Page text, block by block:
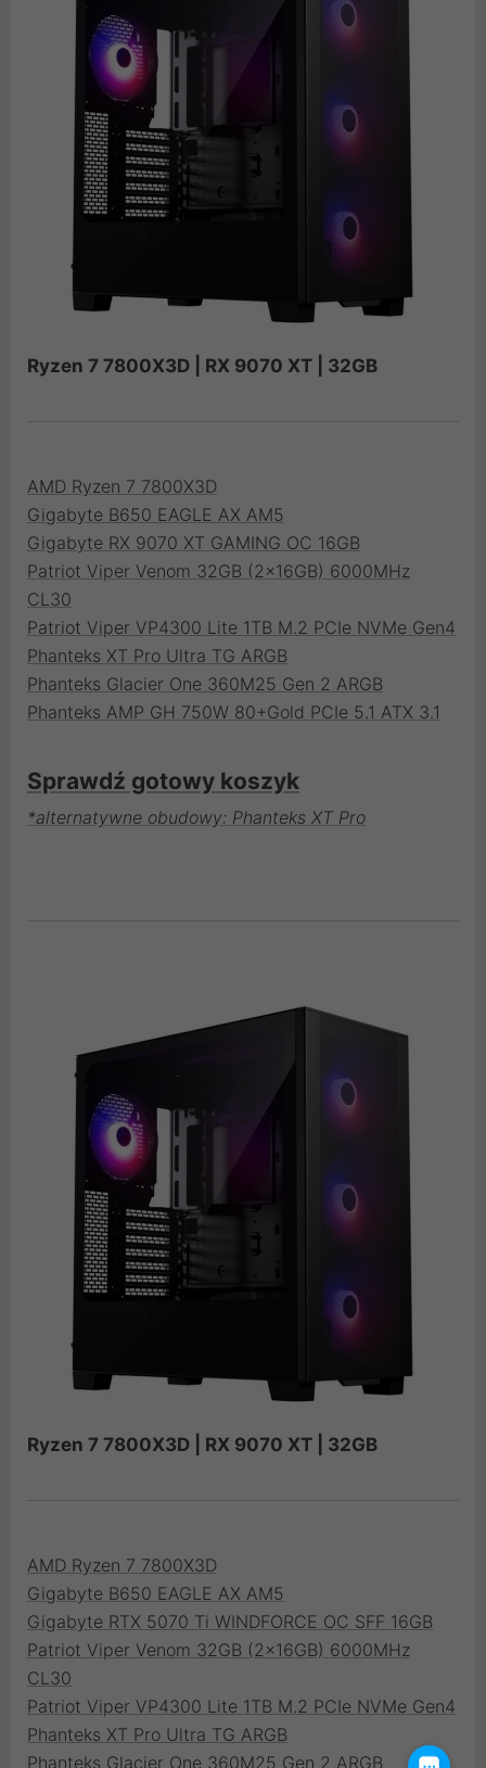
Ryzen 7 7800X3D | RX 9070 XT | 32GB
AMD Ryzen 7 7800X3D
Gigabyte B650 EAGLE AX AM5
Gigabyte RX 9070 XT GAMING OC 16GB
Patriot Viper Venom 32GB (2x16GB) 6000MHz
CL30
Patriot Viper VP4300 Lite 1TB M.2 PCIe NVMe Gen4
Phanteks XT Pro Ultra TG ARGB
Phanteks Glacier One 360M25 Gen 2 ARGB
Phanteks AMP GH 750W 80+Gold PCIe 5.1 ATX 3.1
Sprawdź gotowy koszyk
*alternatywne obudowy: Phanteks XT Pro
Ryzen 7 7800X3D | RX 9070 XT | 32GB
AMD Ryzen 7 7800X3D
Gigabyte B650 EAGLE AX AM5
Gigabyte RTX 5070 Ti WINDFORCE OC SFF 16GB
Patriot Viper Venom 32GB (2x16GB) 6000MHz
CL30
Patriot Viper VP4300 Lite 1TB M.2 PCIe NVMe Gen4
Phanteks XT Pro Ultra TG ARGB
Phanteks Glacier One 360M25 Gen 2 ARGB